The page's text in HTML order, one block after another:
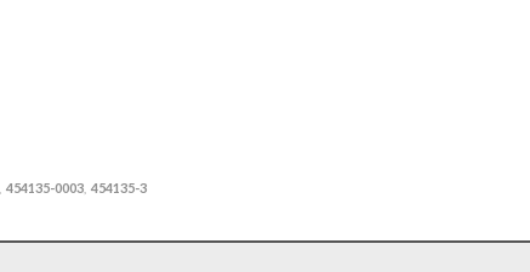
454135-0003 454135-3